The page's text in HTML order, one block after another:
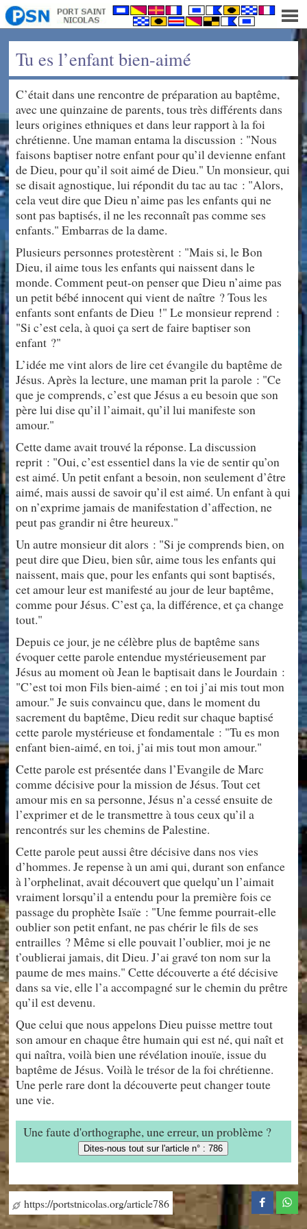
Tu es l’enfant bien-aimé
C’était dans une rencontre de préparation au baptême,
avec une quinzaine de parents, tous très différents dans
leurs origines ethniques et dans leur rapport à la foi
chrétienne. Une maman entama la discussion : "Nous
faisons baptiser notre enfant pour qu’il devienne enfant
de Dieu, pour qu’il soit aimé de Dieu." Un monsieur, qui
se disait agnostique, lui répondit du tac au tac : "Alors,
cela veut dire que Dieu n’aime pas les enfants qui ne
sont pas baptisés, il ne les reconnaît pas comme ses
enfants." Embarras de la dame.
Plusieurs personnes protestèrent : "Mais si, le Bon
Dieu, il aime tous les enfants qui naissent dans le
monde. Comment peut-on penser que Dieu n’aime pas
un petit bébé innocent qui vient de naître ? Tous les
enfants sont enfants de Dieu !" Le monsieur reprend :
"Si c’est cela, à quoi ça sert de faire baptiser son
enfant ?"
L’idée me vint alors de lire cet évangile du baptême de
Jésus. Après la lecture, une maman prit la parole : "Ce
que je comprends, c’est que Jésus a eu besoin que son
père lui dise qu’il l’aimait, qu’il lui manifeste son
amour."
Cette dame avait trouvé la réponse. La discussion
reprit : "Oui, c’est essentiel dans la vie de sentir qu’on
est aimé. Un petit enfant a besoin, non seulement d’être
aimé, mais aussi de savoir qu’il est aimé. Un enfant à qui
on n’exprime jamais de manifestation d’affection, ne
peut pas grandir ni être heureux."
Un autre monsieur dit alors : "Si je comprends bien, on
peut dire que Dieu, bien sûr, aime tous les enfants qui
naissent, mais que, pour les enfants qui sont baptisés,
cet amour leur est manifesté au jour de leur baptême,
comme pour Jésus. C’est ça, la différence, et ça change
tout."
Depuis ce jour, je ne célèbre plus de baptême sans
évoquer cette parole entendue mystérieusement par
Jésus au moment où Jean le baptisait dans le Jourdain :
"C’est toi mon Fils bien-aimé ; en toi j’ai mis tout mon
amour." Je suis convaincu que, dans le moment du
sacrement du baptême, Dieu redit sur chaque baptisé
cette parole mystérieuse et fondamentale : "Tu es mon
enfant bien-aimé, en toi, j’ai mis tout mon amour."
Cette parole est présentée dans l’Evangile de Marc
comme décisive pour la mission de Jésus. Tout cet
amour mis en sa personne, Jésus n’a cessé ensuite de
l’exprimer et de le transmettre à tous ceux qu’il a
rencontrés sur les chemins de Palestine.
Cette parole peut aussi être décisive dans nos vies
d’hommes. Je repense à un ami qui, durant son enfance
à l’orphelinat, avait découvert que quelqu’un l’aimait
vraiment lorsqu’il a entendu pour la première fois ce
passage du prophète Isaïe : "Une femme pourrait-elle
oublier son petit enfant, ne pas chérir le fils de ses
entrailles ? Même si elle pouvait l’oublier, moi je ne
t’oublierai jamais, dit Dieu. J’ai gravé ton nom sur la
paume de mes mains." Cette découverte a été décisive
dans sa vie, elle l’a accompagné sur le chemin du prêtre
qu’il est devenu.
Que celui que nous appelons Dieu puisse mettre tout
son amour en chaque être humain qui est né, qui naît et
qui naîtra, voilà bien une révélation inouïe, issue du
baptême de Jésus. Voilà le trésor de la foi chrétienne.
Une perle rare dont la découverte peut changer toute
une vie.
Une faute d'orthographe, une erreur, un problème ?
Dites-nous tout sur l'article n° : 786
https://portstnicolas.org/article786